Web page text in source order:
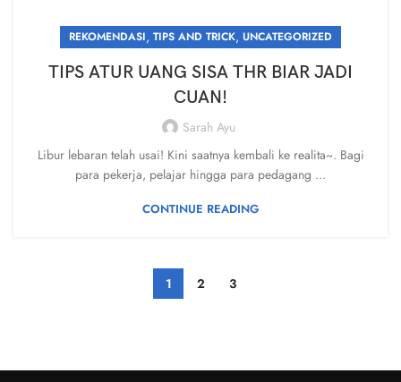
REKOMENDASI, TIPS AND TRICK, UNCATEGORIZED
TIPS ATUR UANG SISA THR BIAR JADI
CUAN!
Sarah Ayu
Libur lebaran telah usai! Kini saatnya kembali ke realita~. Bagi
para pekerja, pelajar hingga para pedagang ...
CONTINUE READING
1 2 3